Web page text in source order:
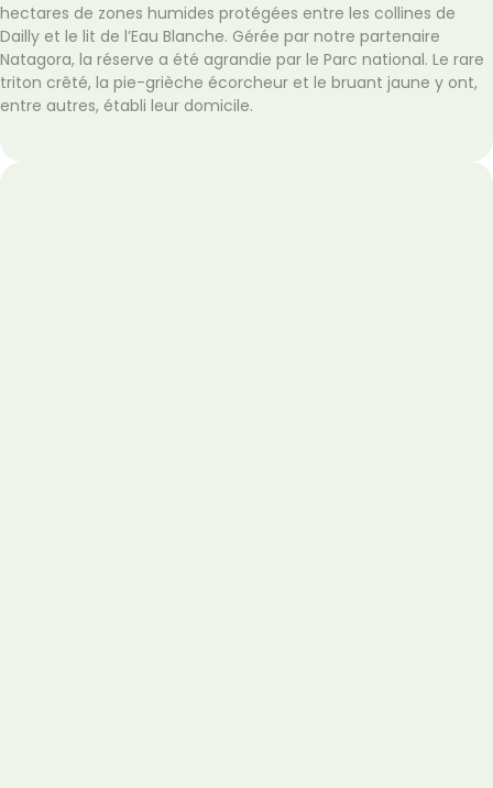
hectares de zones humides protégées entre les collines de
Dailly et le lit de l’Eau Blanche. Gérée par notre partenaire
Natagora, la réserve a été agrandie par le Parc national. Le rare
triton crêté, la pie-grièche écorcheur et le bruant jaune y ont,
entre autres, établi leur domicile.